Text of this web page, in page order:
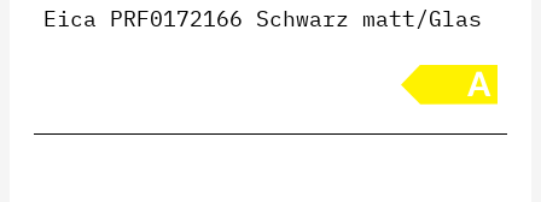
Eica PRF0172166 Schwarz matt/Glas